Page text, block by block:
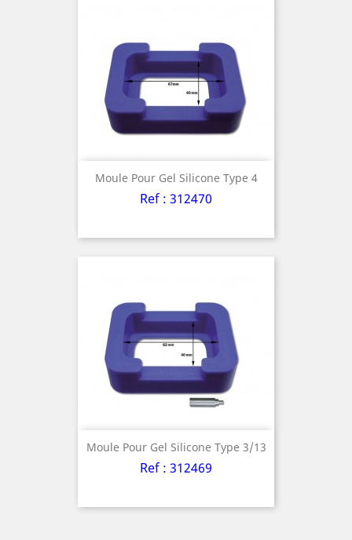
Moule Pour Gel Silicone Type 4
Ref : 312470
Moule Pour Gel Silicone Type 3/13
Ref : 312469